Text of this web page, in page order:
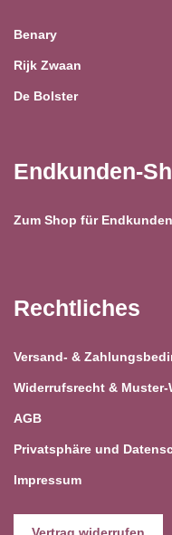
Benary
Rijk Zwaan
De Bolster
Endkunden-
Zum Shop für Endkunden
Rechtliches
Versand- &
Widerrufsrecht &
AGB
Privatsphäre und
Impressum